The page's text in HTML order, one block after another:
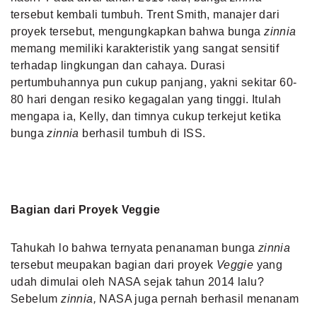
tersebut kembali tumbuh. Trent Smith, manajer dari
proyek tersebut, mengungkapkan bahwa bungazinnia
memang memiliki karakteristik yang sangat sensitif
terhadap lingkungan dan cahaya. Durasi
pertumbuhannya pun cukup panjang, yakni sekitar 60-
80 hari dengan resiko kegagalan yang tinggi. Itulah
mengapa ia, Kelly, dan timnya cukup terkejut ketika
bungazinnia berhasil tumbuh di ISS.
Bagian dari Proyek Veggie
Tahukah lo bahwa ternyata penanaman bunga zinnia
tersebut meupakan bagian dari proyek Veggie yang
udah dimulai oleh NASA sejak tahun 2014 lalu?
Sebelumzinnia, NASA juga pernah berhasil menanam